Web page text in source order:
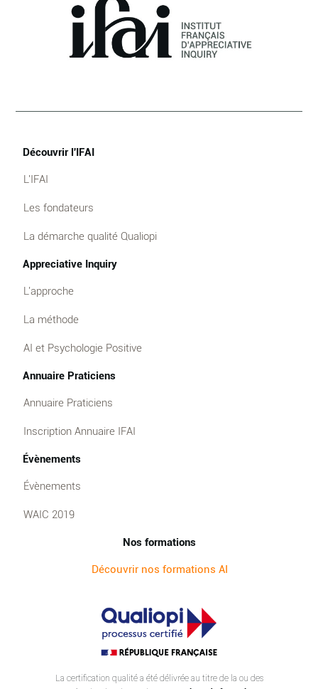
Découvrir l'IFAI
L'IFAI
Les fondateurs
La démarche qualité Qualiopi
Appreciative Inquiry
L'approche
La méthode
AI et Psychologie Positive
Annuaire Praticiens
Annuaire Praticiens
Inscription Annuaire IFAI
Évènements
Évènements
WAIC 2019
Nos formations
Découvrir nos formations AI
La certification qualité a été délivrée au titre de la ou des